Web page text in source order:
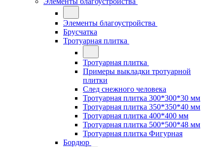
Элементы благоустройства
Брусчатка
Тротуарная плитка
Тротуарная плитка
Примеры выкладки тротуарной
плитки
След снежного человека
Тротуарная плитка 300*300*30 мм
Тротуарная плитка 350*350*40 мм
Тротуарная плитка 400*400 мм
Тротуарная плитка 500*500*48 мм
Тротуарная плитка Фигурная
Бордюр